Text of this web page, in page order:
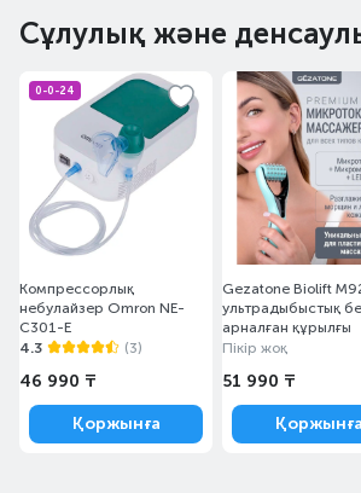
Сұлулық және
0-0-24
Компрессорлық
небулайзер Omron NE-
C301-E
4.3
(3)
46 990 ₸
Қоржынға
Gezatone Biolift
ультрадыбыстық
арналған құрылғы
Пікір жоқ
51 990 ₸
Қоржынға